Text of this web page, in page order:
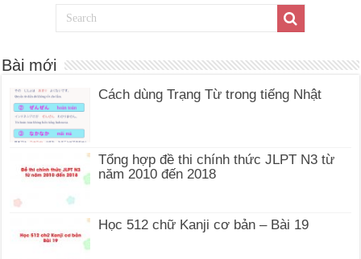
Bài mới
Cách dùng Trạng Từ trong tiếng Nhật
Tổng hợp đề thi chính thức JLPT N3 từ
năm 2010 đến 2018
Học 512 chữ Kanji cơ bản – Bài 19